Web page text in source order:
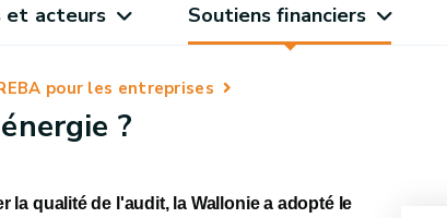
et acteurs Soutiens financiers
pour les entreprises
?
la qualité de l'audit, la Wallonie a adopté le